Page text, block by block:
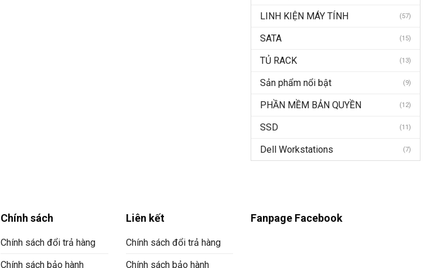
LINH KIỆN MÁY TÍNH (57)
SATA (15)
TỦ RACK (13)
Sản phẩm nổi bật (9)
PHẦN MỀM BẢN QUYỀN (12)
SSD (11)
Dell Workstations (7)
Chính sách
Chính sách đổi trả hàng
Chính sách bảo hành
Liên kết
Chính sách đổi trả hàng
Chính sách bảo hành
Fanpage Facebook